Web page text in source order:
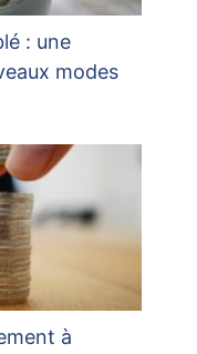
: une
modes
à